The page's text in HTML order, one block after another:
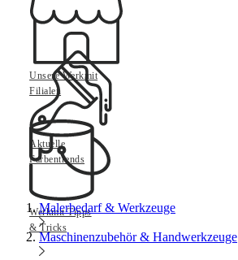
Unsere Werkmit
Filialen
Aktuelle
Farbentrends
Werkmit Tipps
& Tricks
Malerbedarf & Werkzeuge
Maschinenzubehör & Handwerkzeuge